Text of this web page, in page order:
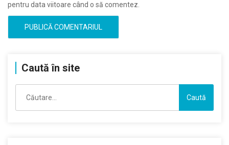
pentru data viitoare când o să comentez.
Caută în site
după: